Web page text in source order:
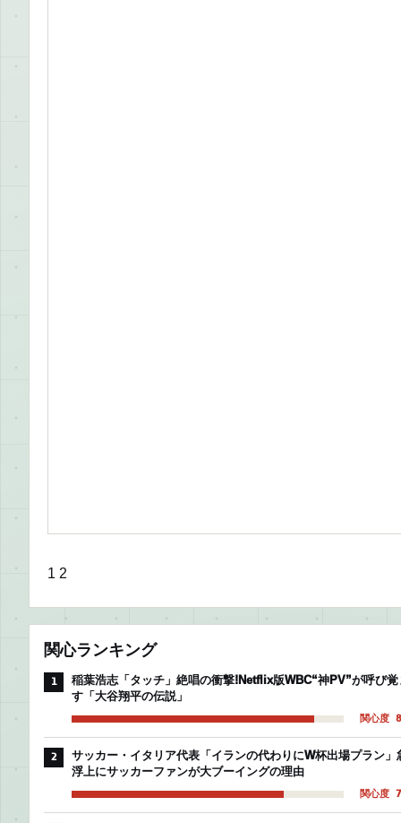
1 2
関心ランキング
1
稲葉浩志「タッチ」絶唱の衝撃!Netflix版WBC“神PV”が呼び覚
す「大谷翔平の伝説」
関心度
2
サッカー・イタリア代表「イランの代わりにW杯出場プラン」
浮上にサッカーファンが大ブーイングの理由
関心度